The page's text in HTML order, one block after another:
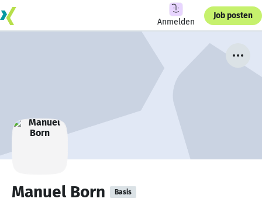
Anmelden
Job posten
Manuel Born Basis